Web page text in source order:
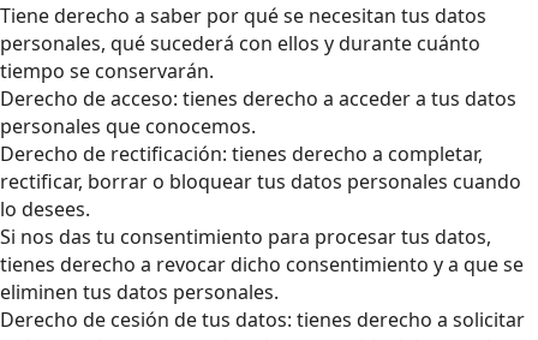
Tiene derecho a saber por qué se necesitan tus datos
personales, qué sucederá con ellos y durante cuánto
tiempo se conservarán.
Derecho de acceso: tienes derecho a acceder a tus datos
personales que conocemos.
Derecho de rectificación: tienes derecho a completar,
rectificar, borrar o bloquear tus datos personales cuando
lo desees.
Si nos das tu consentimiento para procesar tus datos,
tienes derecho a revocar dicho consentimiento y a que se
eliminen tus datos personales.
Derecho de cesión de tus datos: tienes derecho a solicitar